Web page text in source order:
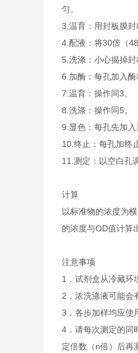
匀。
3. 温育：用封板膜
4. 配液：将30倍（
5. 洗涤：小心揭掉
6. 加酶：每孔加入酶
7. 温育：操作同3。
8. 洗涤：操作同5。
9. 显色：每孔先加
10. 终止：每孔加终
11. 测定：以空白孔
计算
以标准物的浓度为
的浓度与OD值计算
注意事项
1．试剂盒从冷藏环
2．浓洗涤液可能会
3．各步加样均应使
4．请每次测定的同
定倍数（n倍）后再